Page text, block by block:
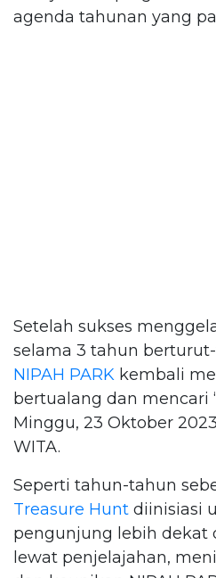
agenda tahunan yang
Setelah sukses
selama 3 tahun
NIPAH PARK kembali
bertualang dan mencari
Minggu, 23 Oktober
WITA.
Seperti tahun-tahun
Treasure Hunt diinisiasi
pengunjung lebih dekat
lewat penjelajahan,